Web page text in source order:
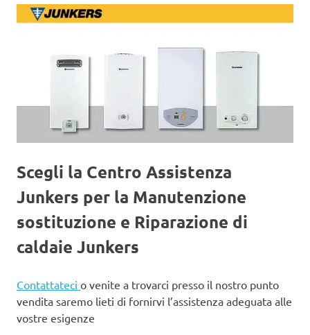
Scegli la Centro Assistenza
Junkers per la Manutenzione
sostituzione e Riparazione di
caldaie Junkers
Contattateci o venite a trovarci presso il nostro punto
vendita saremo lieti di fornirvi l’assistenza adeguata alle
vostre esigenze